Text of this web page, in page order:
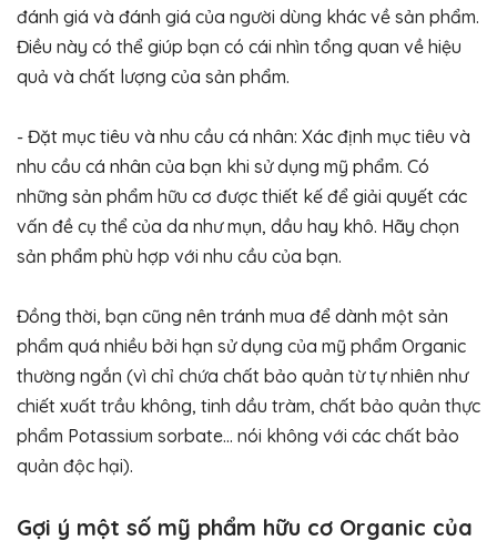
đánh giá và đánh giá của người dùng khác về sản phẩm.
Điều này có thể giúp bạn có cái nhìn tổng quan về hiệu
quả và chất lượng của sản phẩm.
- Đặt mục tiêu và nhu cầu cá nhân: Xác định mục tiêu và
nhu cầu cá nhân của bạn khi sử dụng mỹ phẩm. Có
những sản phẩm hữu cơ được thiết kế để giải quyết các
vấn đề cụ thể của da như mụn, dầu hay khô. Hãy chọn
sản phẩm phù hợp với nhu cầu của bạn.
Đồng thời, bạn cũng nên tránh mua để dành một sản
phẩm quá nhiều bởi hạn sử dụng của mỹ phẩm Organic
thường ngắn (vì chỉ chứa chất bảo quản từ tự nhiên như
chiết xuất trầu không, tinh dầu tràm, chất bảo quản thực
phẩm Potassium sorbate… nói không với các chất bảo
quản độc hại).
Gợi ý một số mỹ phẩm hữu cơ Organic của